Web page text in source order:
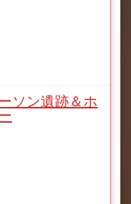
ソン遺跡＆ホ